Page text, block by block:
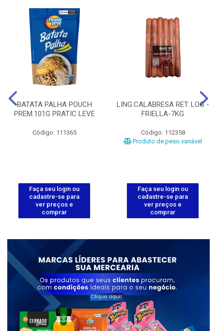
BATATA PALHA POUCH
PREM.101G PRATIC LEVE
Código: 111365
Faça seu login ou
cadastre-se para
ver preços e
comprar
LING.CALABRESA RET. LOG -
FRIELLA-7KG
Código: 112358
Produto de peso variável
Faça seu login ou
cadastre-se para
ver preços e
comprar